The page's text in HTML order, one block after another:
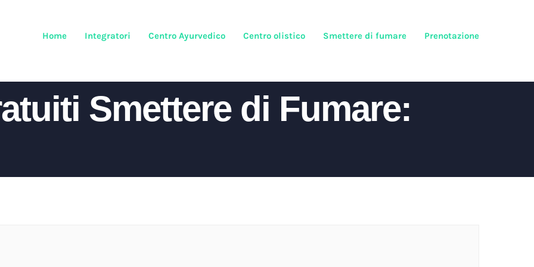
Home Integratori Centro Ayurvedico Centro olistico Smettere di fumare Prenotazione
Smettere di Fumare: